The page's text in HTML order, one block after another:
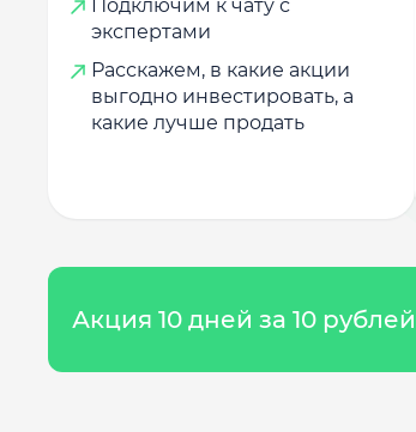
Подключим к чату с
экспертами
Расскажем, в какие акции
выгодно инвестировать, а
какие лучше продать
Акция 10 дней за 10